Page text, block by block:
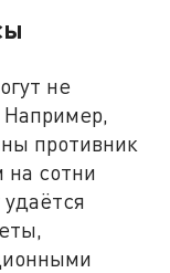
не
противник
сотни